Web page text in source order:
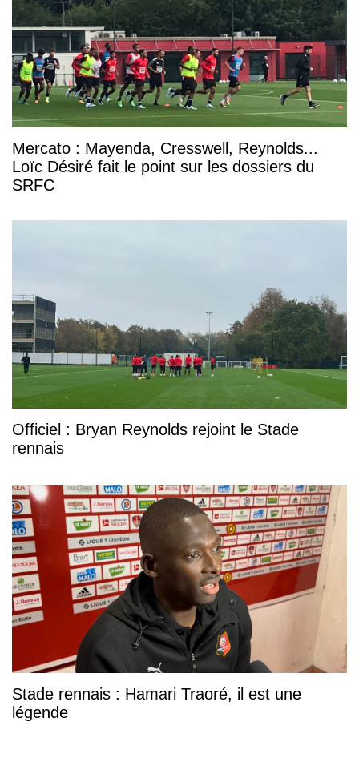
Mercato : Mayenda, Cresswell, Reynolds...
Loïc Désiré fait le point sur les dossiers du
SRFC
Officiel : Bryan Reynolds rejoint le Stade
rennais
Stade rennais : Hamari Traoré, il est une
légende